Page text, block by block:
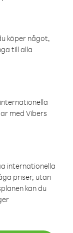
köper något,
till alla
med Vibers
internationella
priser, utan
kan du